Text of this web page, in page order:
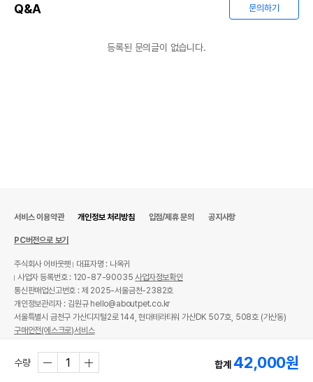
Q&A 문의하기
등록된 문의글이 없습니다.
수량 합계 42,000원
서비스 이용약관 개인정보 처리방침 입점/제휴 문의 공지사항
PC버전으로 보기
주식회사 어바웃펫
대표자명 : 나옥귀
사업자 등록번호 : 120-87-90035사업자정보확인
통신판매업신고번호 : 제 2025-서울금천-2382호
개인정보관리자 : 김원규 hello@aboutpet.co.kr
서울특별시 금천구 가산디지털2로 144, 현대테라타워 가산DK 507호, 508호 (가산동)
구매안전(에스크로)서비스